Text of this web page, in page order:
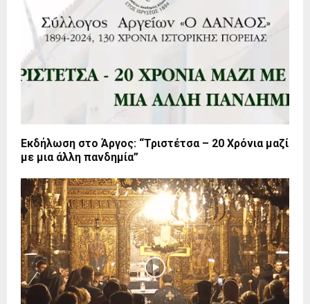
Εκδήλωση στο Άργος: “Τριστέτσα – 20 Χρόνια μαζί
με μια άλλη πανδημία”